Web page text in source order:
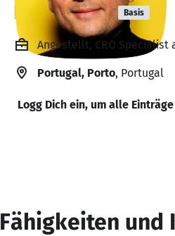
Flávio Felix Basis
Angestellt, CRO Specialist
Portugal, Porto, Portugal
Logg Dich ein, um alle
Fähigkeiten und